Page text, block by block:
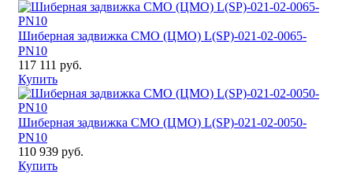
Шиберная задвижка CМО (ЦМО) L(SP)-021-02-0065-
PN10
117 111 руб.
Купить
Шиберная задвижка CМО (ЦМО) L(SP)-021-02-0050-
PN10
110 939 руб.
Купить